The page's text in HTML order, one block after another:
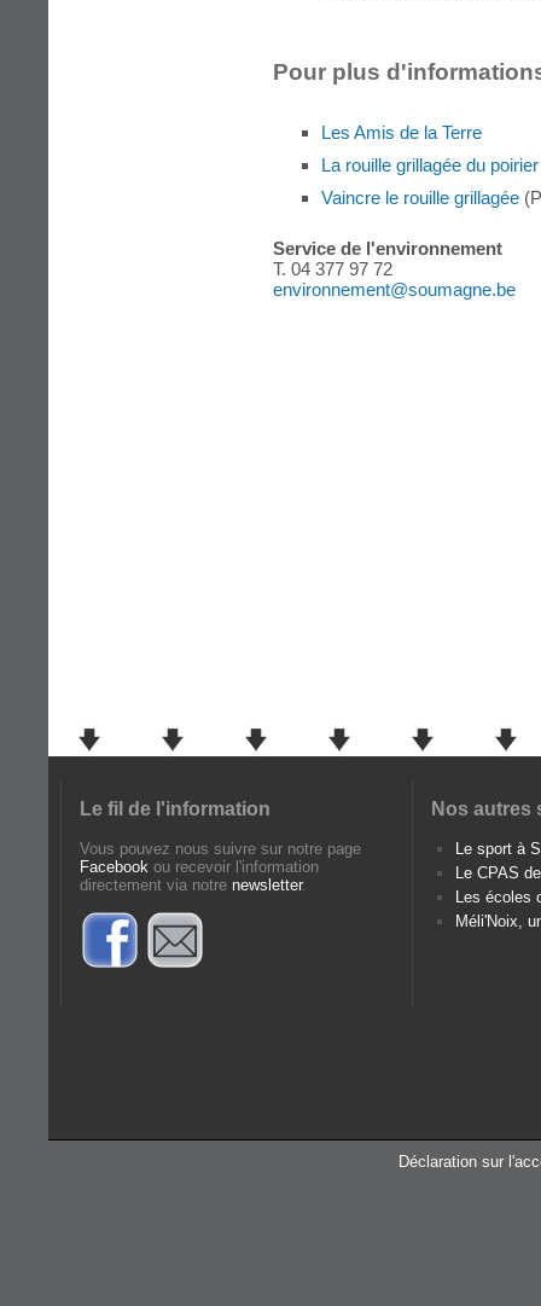
Pour plus
Les Amis de la Terre
La rouille grillagée du poirier
Vaincre le rouille grillagée
Service de l'environnement
T. 04 377 97 72
environnement@soumagne.be
Le fil de l'information
Vous pouvez nous suivre sur notre page
Facebook ou recevoir l'information
directement via notre newsletter.
Nos autres
Le sport à
Le CPAS
Les écoles
Méli'Noix,
Déclaration sur